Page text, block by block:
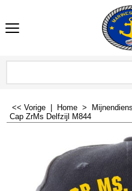
<< Vorige Home >
Cap ZrMs Delfzijl M844